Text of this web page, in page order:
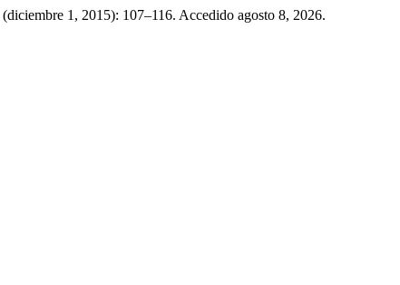
(diciembre 1, 2015): 107–116. Accedido agosto 8, 2026.